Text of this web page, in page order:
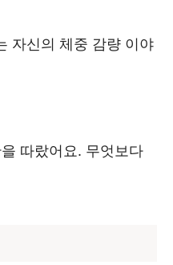
자신의 체중 감량 이야
따랐어요. 무엇보다